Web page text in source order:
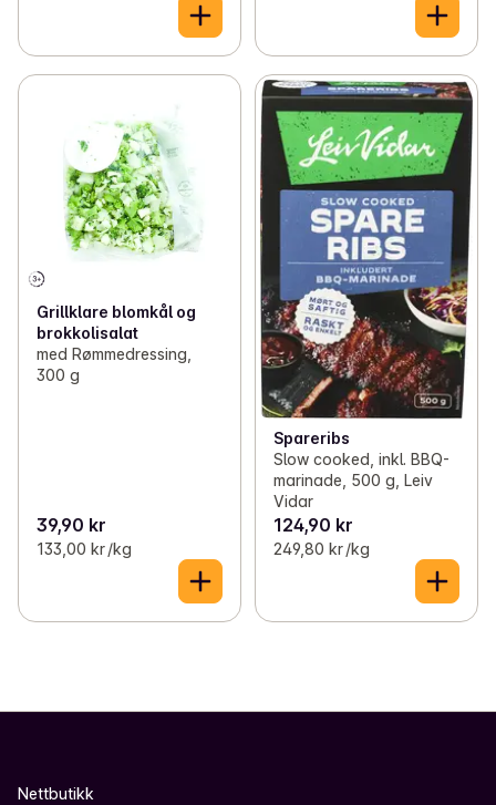
Grillklare blomkål og
brokkolisalat
med Rømmedressing,
300 g
39,90 kr
133,00 kr /kg
Spareribs
Slow cooked, inkl. BBQ-
marinade, 500 g, Leiv
Vidar
124,90 kr
249,80 kr /kg
Nettbutikk